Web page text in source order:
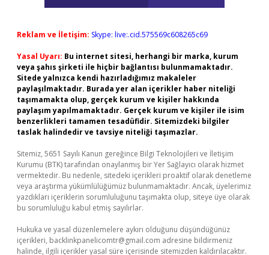
Reklam ve İletişim: Skype: live:.cid.575569c608265c69
Yasal Uyarı: Bu internet sitesi, herhangi bir marka, kurum
veya şahıs şirketi ile hiçbir bağlantısı bulunmamaktadır.
Sitede yalnızca kendi hazırladığımız makaleler
paylaşılmaktadır. Burada yer alan içerikler haber niteliği
taşımamakta olup, gerçek kurum ve kişiler hakkında
paylaşım yapılmamaktadır. Gerçek kurum ve kişiler ile isim
benzerlikleri tamamen tesadüfidir. Sitemizdeki bilgiler
taslak halindedir ve tavsiye niteliği taşımazlar.
Sitemiz, 5651 Sayılı Kanun gereğince Bilgi Teknolojileri ve İletişim
Kurumu (BTK) tarafından onaylanmış bir Yer Sağlayıcı olarak hizmet
vermektedir. Bu nedenle, sitedeki içerikleri proaktif olarak denetleme
veya araştırma yükümlülüğümüz bulunmamaktadır. Ancak, üyelerimiz
yazdıkları içeriklerin sorumluluğunu taşımakta olup, siteye üye olarak
bu sorumluluğu kabul etmiş sayılırlar.
Hukuka ve yasal düzenlemelere aykırı olduğunu düşündüğünüz
içerikleri, backlinkpanelicomtr@gmail.com adresine bildirmeniz
halinde, ilgili içerikler yasal süre içerisinde sitemizden kaldırılacaktır.